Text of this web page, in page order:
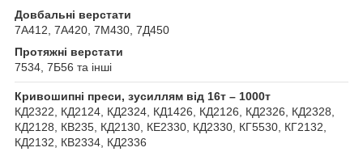
Довбальні верстати
7А412, 7А420, 7М430, 7Д450
Протяжні верстати
7534, 7Б56 та інші
Кривошипні преси, зусиллям від 16т – 1000т
КД2322, КД2124, КД2324, КД1426, КД2126, КД2326, КД2328,
КД2128, КВ235, КД2130, КЕ2330, КД2330, КГ5530, КГ2132,
КД2132, КВ2334, КД2336